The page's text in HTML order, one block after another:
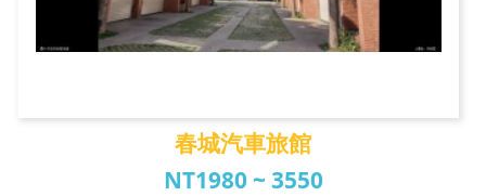
春城汽車旅館
NT1980 ~ 3550